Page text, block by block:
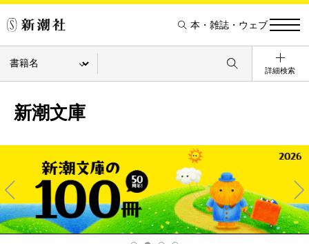
本・雑誌・ウェブ
詳細検索
新潮文庫
Pre
v
Ne
xt